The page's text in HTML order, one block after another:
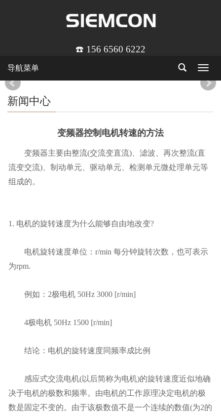
☎️ 156 6560 6222
Toggle
导航菜单
新闻中心
变频器控制电机转速的方法
变频器主要由整流(交流变直流)、滤波、再次整流(直
流变交流)、制动单元、驱动单元、检测单元微处理单元等
组成的。
1. 电机的旋转速度为什么能够自由地改变?
电机旋转速度单位：r/min 每分钟旋转次数，也可表示
为rpm.
例如：2极电机 50Hz 3000 [r/min]
4极电机 50Hz 1500 [r/min]
结论：电机的旋转速度同频率成比例
感应式交流电机(以后简称为电机)的旋转速度近似地确
决于电机的极数和频率。由电机的工作原理决定电机的极
数是固定不变的。由于该极数值不是一个连续的数值(为2的